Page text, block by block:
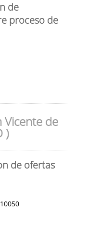
de
proceso de
Vicente de
)
de ofertas